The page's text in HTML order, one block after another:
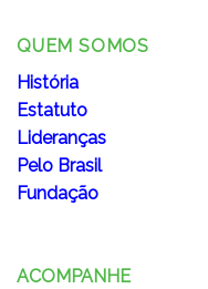
QUEM SOMOS
História
Estatuto
Lideranças
Pelo Brasil
Fundação
ACOMPANHE